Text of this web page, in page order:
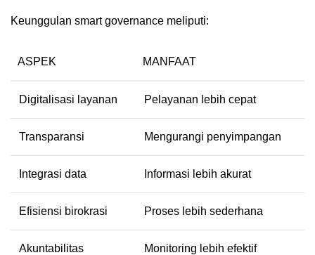
Keunggulan smart governance meliputi:
ASPEK MANFAAT
Digitalisasi layanan Pelayanan lebih cepat
Transparansi Mengurangi penyimpangan
Integrasi data Informasi lebih akurat
Efisiensi birokrasi Proses lebih sederhana
Akuntabilitas Monitoring lebih efektif